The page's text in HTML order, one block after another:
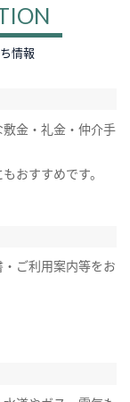
情報
金・礼金・仲介手
おすすめです。
ご利用案内等をお